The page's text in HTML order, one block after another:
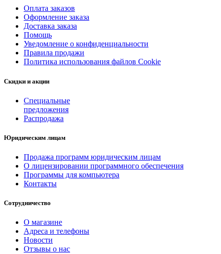
Оплата заказов
Оформление заказа
Доставка заказа
Помощь
Уведомление о конфиденциальности
Правила продажи
Политика использования файлов Cookie
Скидки и акции
Специальные
предложения
Распродажа
Юридическим лицам
Продажа программ юридическим лицам
О лицензировании программного обеспечения
Программы для компьютера
Контакты
Сотрудничество
О магазине
Адреса и телефоны
Новости
Отзывы о нас